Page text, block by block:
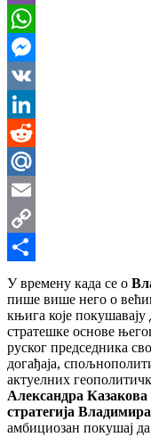
Viber
WhatsApp
Messenger
VK
LinkedIn
Reddit
Mail.Ru
Email
Copy
Link
Share
У времену када се о
пише више него о
књига које
стратешке основе
руског председника
догађаја,
актуелних
Александра Казакова
стратегија
амбициозан покушај